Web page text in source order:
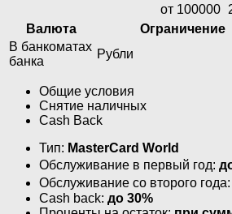
от 100000
Валюта
Ограничение
В банкоматах
банка
Рубли
Общие условия
Снятие наличных
Cash Back
Тип: MasterСard World
Обслуживание в первый год:
Обслуживание со второго года:
Cash back: до 30%